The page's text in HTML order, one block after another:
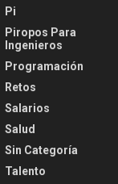
Pi
Piropos Para
Ingenieros
Programación
Retos
Salarios
Salud
Sin Categoría
Talento